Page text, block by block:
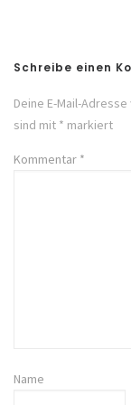
Schreibe einen
Deine E-Mail-
sind mit * markiert
Kommentar *
Name